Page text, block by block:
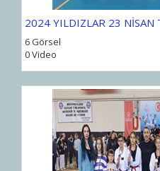
2024 YILDIZLAR 23 NİSAN
6 Görsel
0 Video